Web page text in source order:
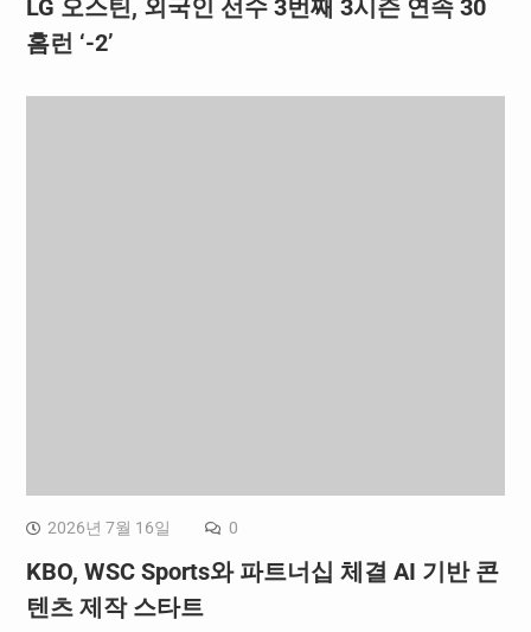
LG 오스틴, 외국인 선수 3번째 3시즌 연속 30
홈런 ‘-2’
2026년 7월 16일 0
KBO, WSC Sports와 파트너십 체결 AI 기반 콘
텐츠 제작 스타트